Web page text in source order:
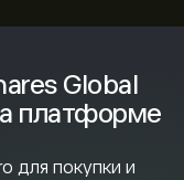
Global
платформе
для покупки и